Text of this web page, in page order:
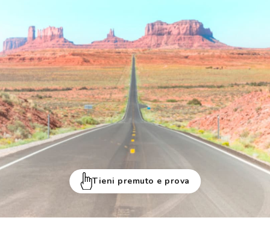
Tieni premuto e prova